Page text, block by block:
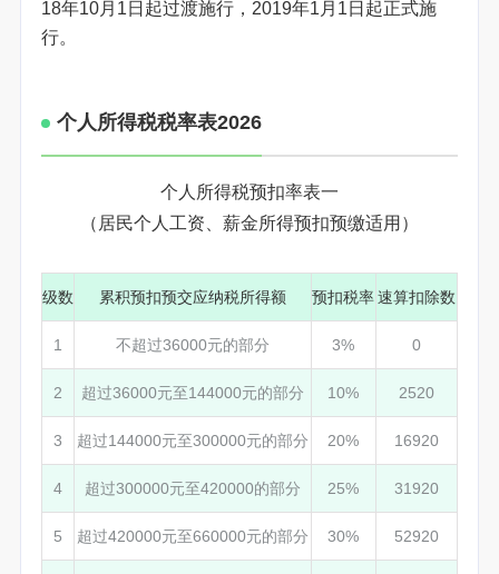
18年10月1日起过渡施行，2019年1月1日起正式施
行。
个人所得税税率表2026
个人所得税预扣率表一
（居民个人工资、薪金所得预扣预缴适用）
级数 累积预扣预交应纳税所得额 预扣税率速算扣除数
1 不超过36000元的部分 3% 0
2 超过36000元至144000元的部分 10% 2520
3 超过144000元至300000元的部分 20% 16920
4 超过300000元至420000的部分 25% 31920
5 超过420000元至660000元的部分 30% 52920